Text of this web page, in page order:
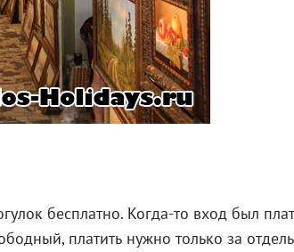
бесплатно. Когда-то вход был
платить нужно только за